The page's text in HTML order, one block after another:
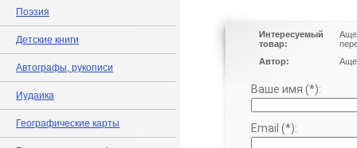
Поэзия
Детские книги
Автографы, рукописи
Иудаика
Географические карты
Интересуемый
товар:
Автор:
Ваше имя (*):
Email (*):